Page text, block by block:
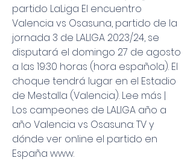
partido LaLiga El encuentro
Valencia vs Osasuna, partido de la
jornada 3 de LALIGA 2023/24, se
disputará el domingo 27 de agosto
a las 19:30 horas (hora española). El
choque tendrá lugar en el Estadio
de Mestalla (Valencia). Lee más |
Los campeones de LALIGA año a
año Valencia vs Osasuna: TV y
dónde ver online el partido en
España www.